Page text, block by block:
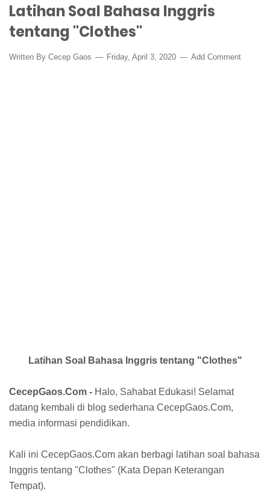
Latihan Soal Bahasa Inggris
tentang "Clothes"
Written By Cecep Gaos Friday, April 3, 2020 Add Comment
Latihan Soal Bahasa Inggris tentang "Clothes"
CecepGaos.Com - Halo, Sahabat Edukasi! Selamat
datang kembali di blog sederhana CecepGaos.Com,
media informasi pendidikan.
Kali ini CecepGaos.Com akan berbagi latihan soal bahasa
Inggris tentang "Clothes" (Kata Depan Keterangan
Tempat).